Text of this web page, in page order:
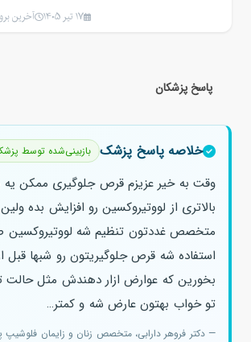
17 تیر 1405 آخرین
پاسخ پزشکان
خلاصه پاسخ پزشک بازبینی‌شده توسط
وقت به خیر عزیزم قرص جلوگیری ممکن یه
بالاتری از لووتیروکسین رو افزایش بده
متخصص غددتون تنظیم شه لووتیروکسین
استفاده شه قرص جلوگیریتون رو شبها قبل
بخورین که عوارض ازار دهندش مثل حالت
تو خواب بهتون عارض شه و کمتر…
— دکتر فروهر دارابی، متخصص زنان و زایمان فلوشیپ